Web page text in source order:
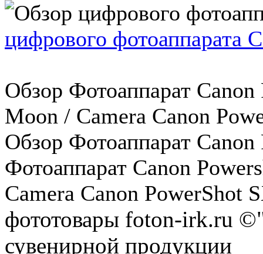
цифрового фотоаппарата
Обзор Фотоаппарат
Moon / Camera Canon
Обзор Фотоаппарат
Фотоаппарат Canon
Camera Canon PowerShot
фототовары foton-irk.ru
сувенирной продукции